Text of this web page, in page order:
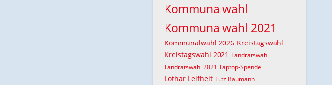
Kommunalwahl
Kommunalwahl 2021
Kommunalwahl 2026 Kreistagswahl
Kreistagswahl 2021 Landratswahl
Landratswahl 2021 Laptop-Spende
Lothar Leifheit Lutz Baumann